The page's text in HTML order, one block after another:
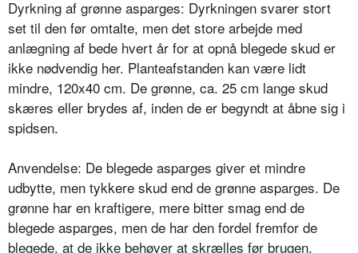
Dyrkning af grønne asparges: Dyrk­ningen svarer stort
set til den før omtalte, men det store arbejde med
anlægning af bede hvert år for at opnå blegede skud er
ikke nødvendig her. Planteafstanden kan være lidt
mindre, 120x40 cm. De grønne, ca. 25 cm lange skud
skæres eller brydes af, in­den de er begyndt at åbne sig i
spidsen.
Anvendelse: De blegede asparges gi­ver et mindre
udbytte, men tykkere skud end de grønne asparges. De
grøn­ne har en kraftigere, mere bitter smag end de
blegede asparges, men de har den fordel fremfor de
blegede, at de ikke behøver at skrælles før brugen.